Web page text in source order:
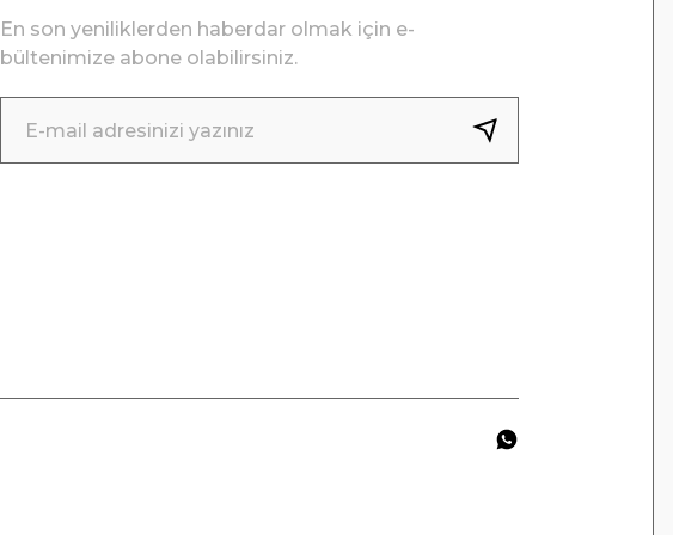
En son yeniliklerden haberdar olmak için e-
bültenimize abone olabilirsiniz.